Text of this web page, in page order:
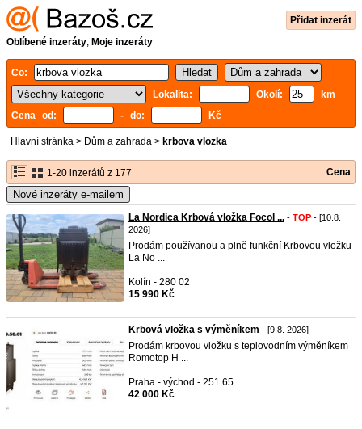
Přidat inzerát
Oblíbené inzeráty, Moje inzeráty
Co:
Lokalita:
Okolí:
km
Cena od:
- do: Kč
Hlavní stránka > Dům a zahrada > krbova vlozka
1-20 inzerátů z 177 Cena
Nové inzeráty e-mailem
La Nordica Krbová vložka Focol ... - TOP - [10.8.
2026]
Prodám používanou a plně funkční Krbovou vložku
La No ...
Kolín - 280 02
15 990 Kč
Krbová vložka s výměníkem - [9.8. 2026]
Prodám krbovou vložku s teplovodním výměníkem
Romotop H ...
Praha - východ - 251 65
42 000 Kč